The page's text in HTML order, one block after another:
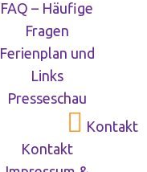
FAQ – Häufige
Fragen
Ferienplan und
Links
Presseschau
Kontakt
Kontakt